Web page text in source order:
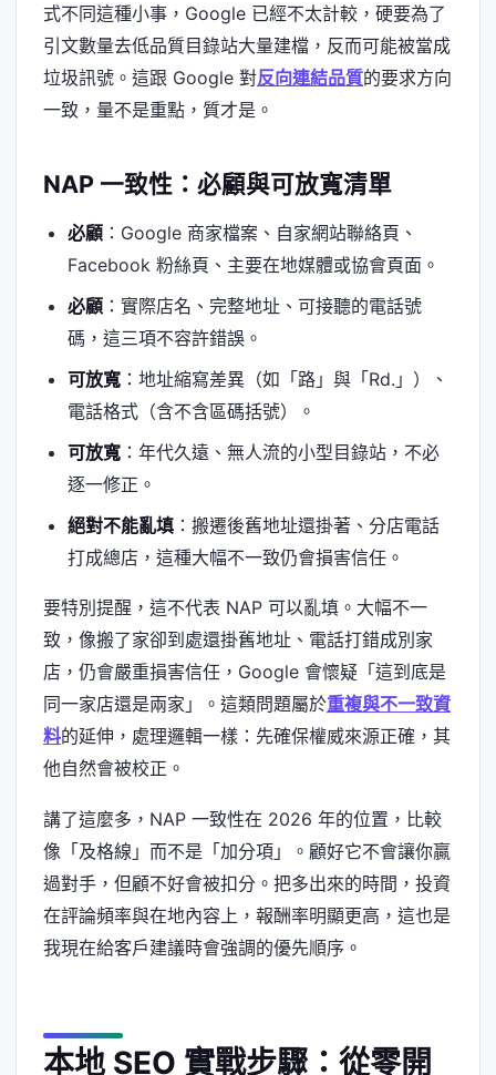
式不同這種小事，Google 已經不太計較，硬要為了
引文數量去低品質目錄站大量建檔，反而可能被當成
垃圾訊號。這跟 Google 對反向連結品質的要求方向
一致，量不是重點，質才是。
NAP 一致性：必顧與可放寬清單
必顧：Google 商家檔案、自家網站聯絡頁、
Facebook 粉絲頁、主要在地媒體或協會頁面。
必顧：實際店名、完整地址、可接聽的電話號
碼，這三項不容許錯誤。
可放寬：地址縮寫差異（如「路」與「Rd.」）、
電話格式（含不含區碼括號）。
可放寬：年代久遠、無人流的小型目錄站，不必
逐一修正。
絕對不能亂填：搬遷後舊地址還掛著、分店電話
打成總店，這種大幅不一致仍會損害信任。
要特別提醒，這不代表 NAP 可以亂填。大幅不一
致，像搬了家卻到處還掛舊地址、電話打錯成別家
店，仍會嚴重損害信任，Google 會懷疑「這到底是
同一家店還是兩家」。這類問題屬於重複與不一致資
料的延伸，處理邏輯一樣：先確保權威來源正確，其
他自然會被校正。
講了這麼多，NAP 一致性在 2026 年的位置，比較
像「及格線」而不是「加分項」。顧好它不會讓你贏
過對手，但顧不好會被扣分。把多出來的時間，投資
在評論頻率與在地內容上，報酬率明顯更高，這也是
我現在給客戶建議時會強調的優先順序。
本地 SEO 實戰步驟：從零開